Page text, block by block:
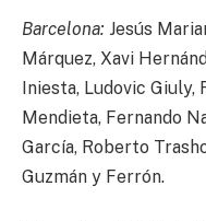
Barcelona: Jesús
Márquez, Xavi
Iniesta, Ludovic Giuly,
Mendieta, Fernando
García, Roberto
Guzmán y Ferrón.